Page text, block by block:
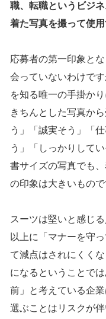
職、転職というビジ
着た写真を撮って使
応募者の第一印象と
会っていないわけで
を知る唯一の手掛か
きちんとした写真か
う」「誠実そう」「
う」「しっかりして
書サイズの写真でも
の印象は大きいもので
スーツは堅いと感じ
以上に「マナーを守
て減点はされにくく
になるということで
前」と考えている企
選ぶことはリスクが伴